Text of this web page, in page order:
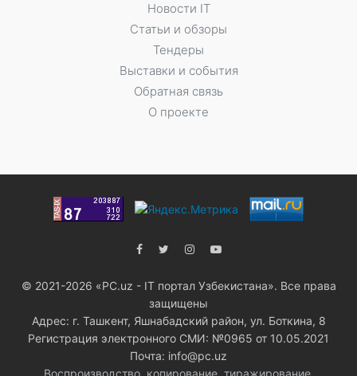
Новости IT
Статьи и обзоры
Тендеры
Выставки и события
Обратная связь
О проекте
© 2021-2026 «PC.uz - IT портал Узбекистана». Все права
защищены
Адрес: г. Ташкент, Яшнабадский район, ул. Боткина, 8
Регистрация электронного СМИ: №0965 от 10.05.2021
Почта: info@pc.uz